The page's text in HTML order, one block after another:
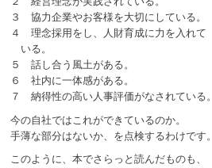
３ 協力企業やお客様を大切にしている。
４ 理念採用をし、人財育成に力を入れて
いる。
５ 話し合う風土がある。
６ 社内に一体感がある。
７ 納得性の高い人事評価がなされている。
今の自社ではこれができているのか。
手薄な部分はないか、を点検するわけです。
このように、本でさらっと読んだものも、